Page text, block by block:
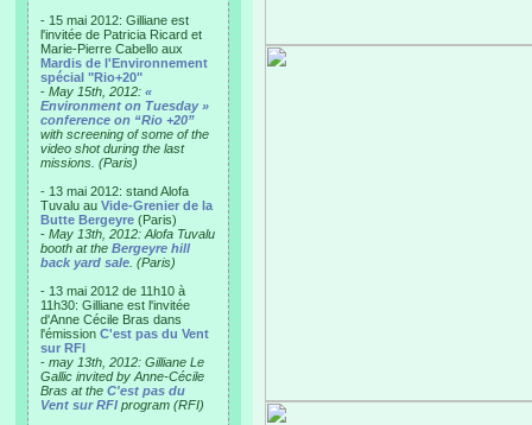
- 15 mai 2012: Gilliane est
l'invitée de Patricia Ricard et
Marie-Pierre Cabello aux
Mardis de l'Environnement
spécial "Rio+20"
- May 15th, 2012: «
Environment on Tuesday »
conference on “Rio +20”
with screening of some of the
video shot during the last
missions. (Paris)
- 13 mai 2012: stand Alofa
Tuvalu au Vide-Grenier de la
Butte Bergeyre (Paris)
- May 13th, 2012: Alofa Tuvalu
booth at the Bergeyre hill
back yard sale . (Paris)
- 13 mai 2012 de 11h10 à
11h30: Gilliane est l'invitée
d'Anne Cécile Bras dans
l'émission C'est pas du Vent
sur RFI
- may 13th, 2012: Gilliane Le
Gallic invited by Anne-Cécile
Bras at the C'est pas du
Vent sur RFI program (RFI)